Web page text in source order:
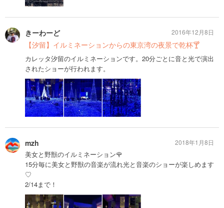
きーわーど
【汐留】イルミネーションからの東京湾の夜景で乾杯🍸
カレッタ汐留のイルミネーションです。20分ごとに音と光で演出
されたショーが行われます。
2016年12月8日
mzh
美女と野獣のイルミネーション🌹
15分毎に美女と野獣の音楽が流れ光と音楽のショーが楽しめます
♡
2/14まで！
2018年1月8日